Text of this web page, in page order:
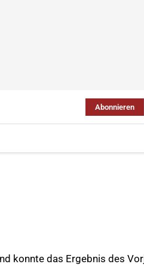
Abonnieren
konnte das Ergebnis des